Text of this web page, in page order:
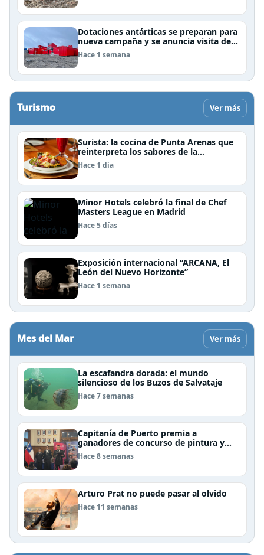
Dotaciones antárticas se preparan para
nueva campaña y se anuncia visita de
Pdte Kast y su gabinete al continente
blanco
Hace 1 semana
Turismo Ver más
Surista: la cocina de Punta Arenas que
reinterpreta los sabores de la
Patagonia
Hace 1 día
Minor Hotels celebró la final de Chef
Masters League en Madrid
Hace 5 días
Exposición internacional “ARCANA, El
León del Nuevo Horizonte”
Hace 1 semana
Mes del Mar Ver más
La escafandra dorada: el mundo
silencioso de los Buzos de Salvataje
Hace 7 semanas
Capitanía de Puerto premia a
ganadores de concurso de pintura y
cierra el Mes del Mar en Puerto Natales
Hace 8 semanas
Arturo Prat no puede pasar al olvido
Hace 11 semanas